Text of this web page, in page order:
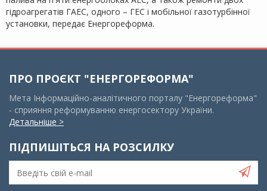
гідроагрегатів ГАЕС, одного – ГЕС і мобільної газотурбінної
установки, передає Енергореформа.
ПРО ПРОЄКТ "ЕНЕРГОРЕФОРМА"
Мета Інформаційно-аналітичного порталу "Енергореформа"
- сприяння реформуванню енергосектору України.
Детальніше >
ПІДПИШІТЬСЯ НА РОЗСИЛКУ